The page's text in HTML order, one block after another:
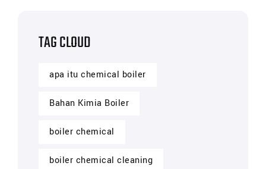
TAG CLOUD
apa itu chemical boiler
Bahan Kimia Boiler
boiler chemical
boiler chemical cleaning